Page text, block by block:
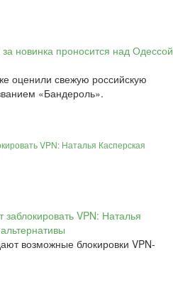
оценили свежую российскую
«Бандероль».
VPN: Наталья Касперская
возможные блокировки VPN-